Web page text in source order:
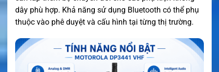
dây phù hợp. Khả năng sử dụng Bluetooth có thể phụ
thuộc vào phê duyệt và cấu hình tại từng thị trường.